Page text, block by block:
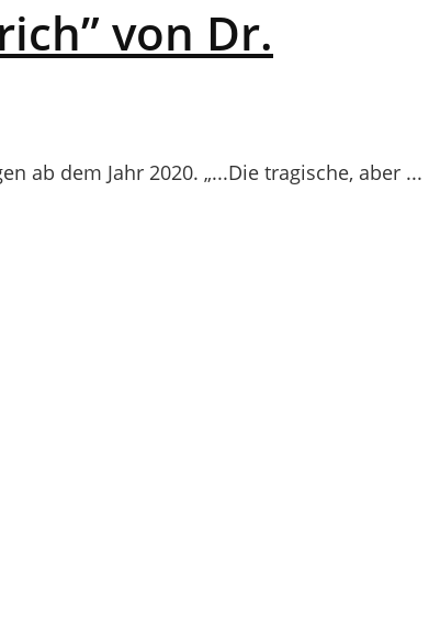
von Dr.
ab dem Jahr 2020. „...Die tragische, aber ...